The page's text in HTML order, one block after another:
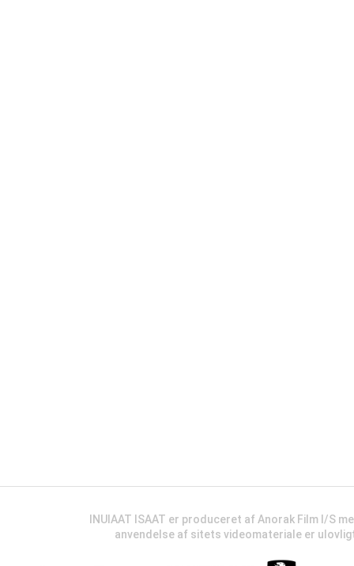
INUIAAT ISAAT er produceret af Anorak Film I/S
anvendelse af sitets videomateriale er